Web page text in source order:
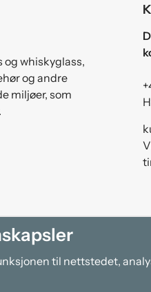
og whiskyglass,
og andre
miljøer, som
til nettstedet,